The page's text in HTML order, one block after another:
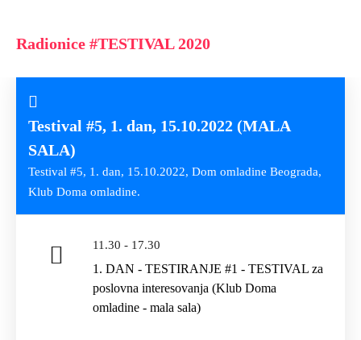
Radionice #TESTIVAL 2020
Testival #5, 1. dan, 15.10.2022 (MALA
SALA)
Testival #5, 1. dan, 15.10.2022, Dom omladine Beograda,
Klub Doma omladine.
11.30 - 17.30
1. DAN - TESTIRANJE #1 - TESTIVAL za
poslovna interesovanja (Klub Doma
omladine - mala sala)